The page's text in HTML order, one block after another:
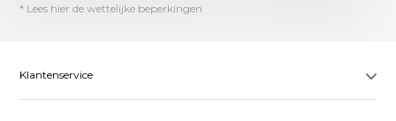
* Lees hier de wettelijke beperkingen
Klantenservice